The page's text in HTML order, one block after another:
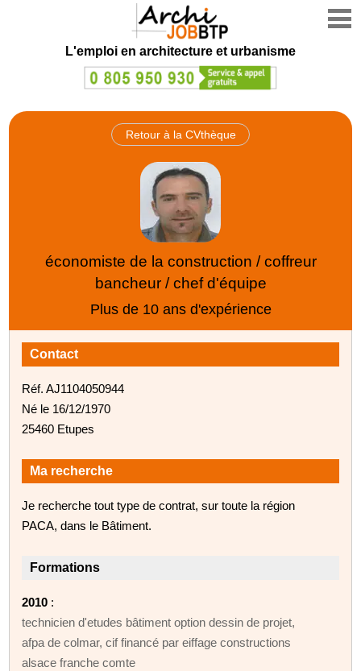
L'emploi en architecture et urbanisme
Retour à la CVthèque
économiste de la construction / coffreur
bancheur / chef d'équipe
Plus de 10 ans d'expérience
Contact
Réf. AJ1104050944
Né le 16/12/1970
25460 Etupes
Ma recherche
Je recherche tout type de contrat, sur toute la région
PACA, dans le Bâtiment.
Formations
2010 :
technicien d'etudes bâtiment option dessin de projet,
afpa de colmar, cif financé par eiffage constructions
alsace franche comte